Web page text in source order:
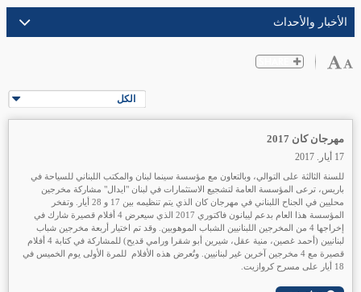
الكل
مهرجان كان 2017
17 أيار. 2017
للسنة الثالثة على التوالي، وبالتعاون مع مؤسسة سينما لبنان والمكتب اللبناني للسياحة في
باريس، ترعى المؤسسة العامة لتشجيع الاستثمارات في لبنان "ايدال" مشاركة مخرجين
محليين في الجناح اللبناني في مهرجان كان الذي يتم تنظيمه بين 17 و 28 أيار. وتفخر
المؤسسة هذا العام بدعم ليبانون فاكتوري 2017 الذي سيعرض 4 أفلام قصيرة شارك في
إخراجها 4 من المخرجين اللبنانيين الشباب الموهوبين. وقد تم اختيار أربعة مخرجين شباب
لبنانيين (أحمد غصين، منية عقل، شيرين أبو شقرا ورامي قديح) للمشاركة في كتابة 4 أفلام
قصيرة مع 4 مخرجين آخرين غير لبنانيين. وتُعرض هذه الأفلام للمرة الأولى يوم الخميس في
18 أيار على مسرح كروازيت.